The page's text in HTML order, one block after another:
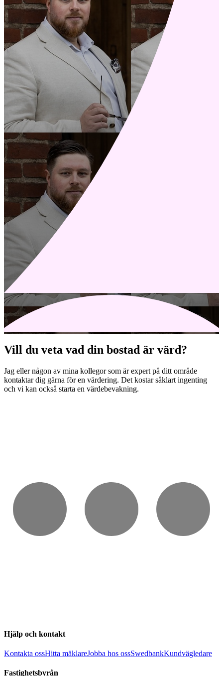
Vill du veta vad din bostad är värd?
Jag eller någon av mina kollegor som är expert på ditt område
kontaktar dig gärna för en värdering. Det kostar såklart ingenting
och vi kan också starta en värdebevakning.
Hjälp och kontakt
Kontakta ossHitta mäklareJobba hos ossSwedbankKundvägledare
Fastighetsbyrån